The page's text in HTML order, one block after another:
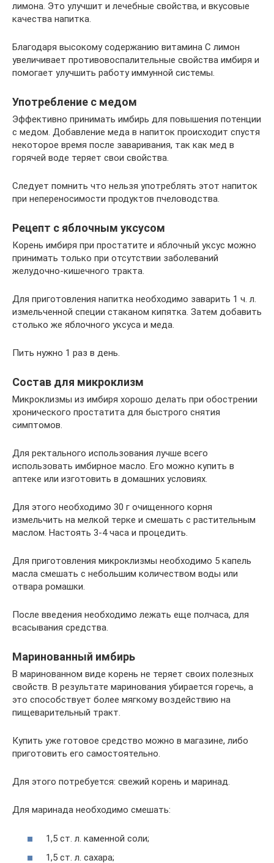
лимона. Это улучшит и лечебные свойства, и вкусовые
качества напитка.
Благодаря высокому содержанию витамина C лимон
увеличивает противовоспалительные свойства имбиря и
помогает улучшить работу иммунной системы.
Употребление с медом
Эффективно принимать имбирь для повышения потенции
с медом. Добавление меда в напиток происходит спустя
некоторое время после заваривания, так как мед в
горячей воде теряет свои свойства.
Следует помнить что нельзя употреблять этот напиток
при непереносимости продуктов пчеловодства.
Рецепт с яблочным уксусом
Корень имбиря при простатите и яблочный уксус можно
принимать только при отсутствии заболеваний
желудочно-кишечного тракта.
Для приготовления напитка необходимо заварить 1 ч. л.
измельченной специи стаканом кипятка. Затем добавить
столько же яблочного уксуса и меда.
Пить нужно 1 раз в день.
Состав для микроклизм
Микроклизмы из имбиря хорошо делать при обострении
хронического простатита для быстрого снятия
симптомов.
Для ректального использования лучше всего
использовать имбирное масло. Его можно купить в
аптеке или изготовить в домашних условиях.
Для этого необходимо 30 г очищенного корня
измельчить на мелкой терке и смешать с растительным
маслом. Настоять 3-4 часа и процедить.
Для приготовления микроклизмы необходимо 5 капель
масла смешать с небольшим количеством воды или
отвара ромашки.
После введения необходимо лежать еще полчаса, для
всасывания средства.
Маринованный имбирь
В маринованном виде корень не теряет своих полезных
свойств. В результате маринования убирается горечь, а
это способствует более мягкому воздействию на
пищеварительный тракт.
Купить уже готовое средство можно в магазине, либо
приготовить его самостоятельно.
Для этого потребуется: свежий корень и маринад.
Для маринада необходимо смешать:
1,5 ст. л. каменной соли;
1,5 ст. л. сахара;